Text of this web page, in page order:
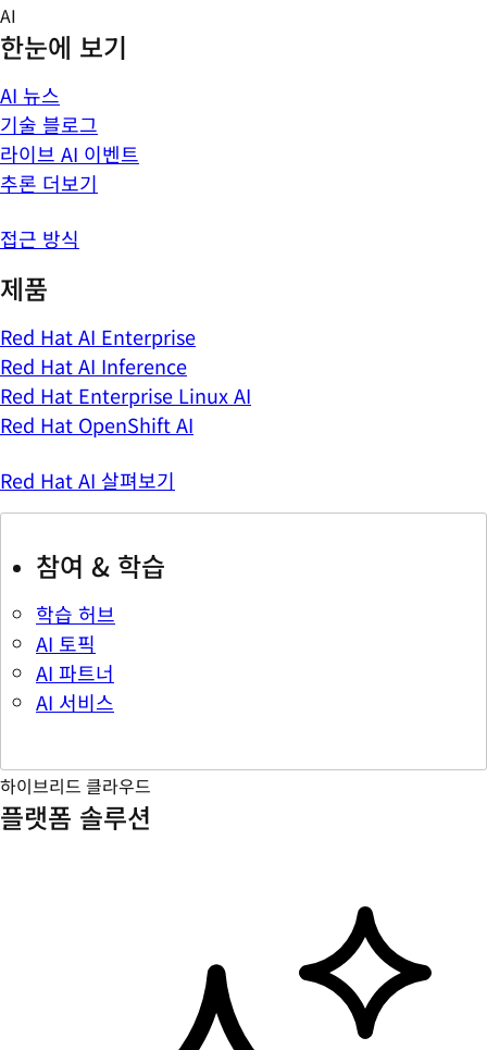
Skip
to
content
AI
한눈에 보기
AI 뉴스
기술 블로그
라이브 AI 이벤트
추론 더보기
접근 방식
제품
Red Hat AI Enterprise
Red Hat AI Inference
Red Hat Enterprise Linux AI
Red Hat OpenShift AI
Red Hat AI 살펴보기
참여 & 학습
학습 허브
AI 토픽
AI 파트너
AI 서비스
하이브리드 클라우드
플랫폼 솔루션